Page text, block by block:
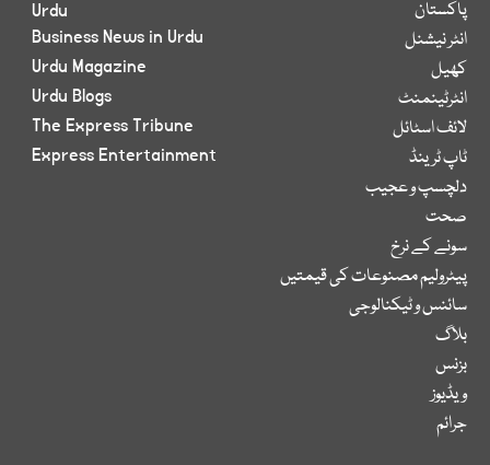
پاکستان
انٹر نیشنل
کھیل
انٹرٹینمنٹ
لائف اسٹائل
ٹاپ ٹرینڈ
دلچسپ و عجیب
صحت
سونے کے نرخ
پیٹرولیم مصنوعات کی قیمتیں
سائنس و ٹیکنالوجی
بلاگ
بزنس
ویڈیوز
جرائم
Urdu
Business News in Urdu
Urdu Magazine
Urdu Blogs
The Express Tribune
Express Entertainment